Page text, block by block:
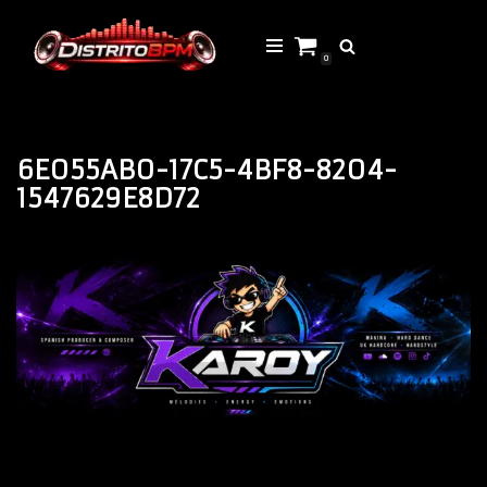
Saltar
0
6E055AB0-17C5-4BF8-8204-
1547629E8D72